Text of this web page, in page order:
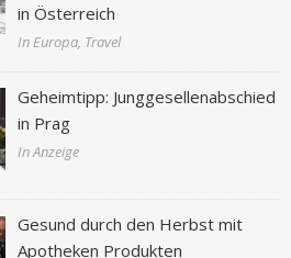
in Österreich
In Europa, Travel
Geheimtipp: Junggesellenabschied
in Prag
In Anzeige
Gesund durch den Herbst mit
Apotheken Produkten